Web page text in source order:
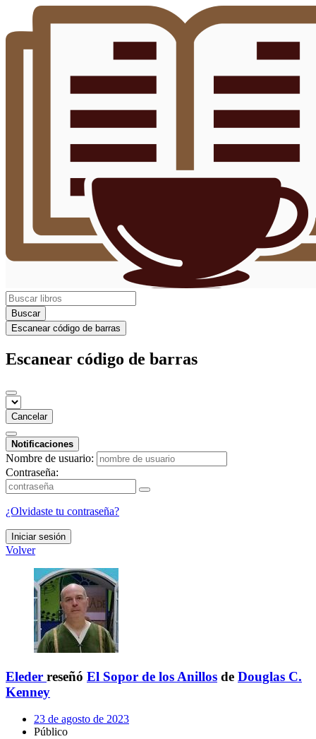
Buscar
Escanear código de barras
Escanear código de barras
Cancelar
Notificaciones
Nombre de usuario:
Contraseña:
¿Olvidaste tu contraseña?
Iniciar sesión
Volver
Eleder reseñó El Sopor de los Anillos de Douglas C.
Kenney
23 de agosto de 2023
Público